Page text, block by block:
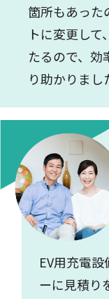
箇所もあった
トに変更し
たるので、効
り助かりまし
EV用充電
ーに見積り